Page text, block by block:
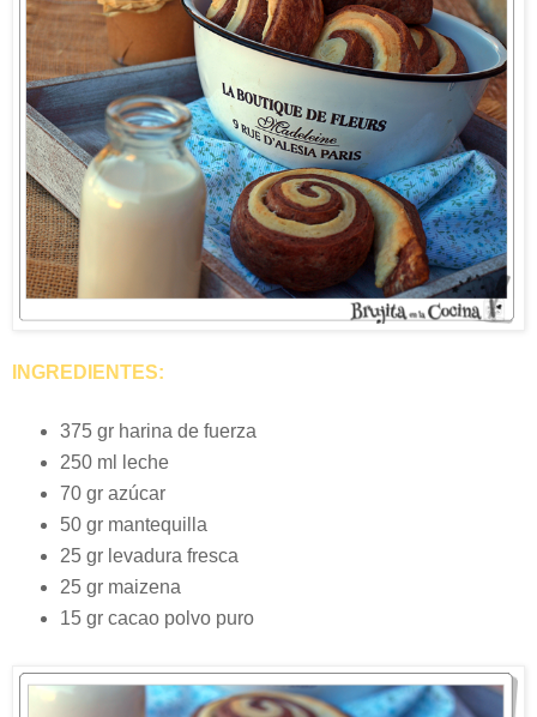
INGREDIENTES:
375 gr harina de fuerza
250 ml leche
70 gr azúcar
50 gr mantequilla
25 gr levadura fresca
25 gr maizena
15 gr cacao polvo puro